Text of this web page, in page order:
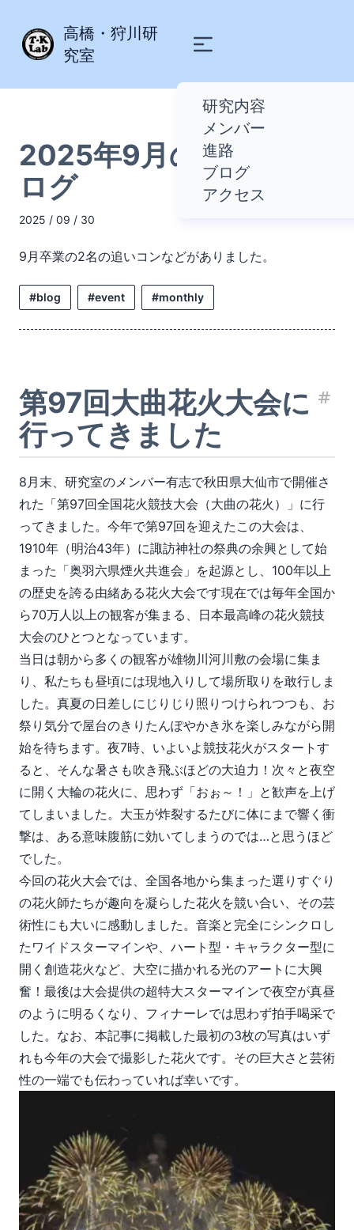
高橋・狩川研
究室
研究内容
メンバー
進路
ブログ
アクセス
2025年9月の研究室ブ
ログ
2025 / 09 / 30
9月卒業の2名の追いコンなどがありました。
#blog #event #monthly
第97回大曲花火大会に
行ってきました
8月末、研究室のメンバー有志で秋田県大仙市で開催さ
れた「第97回全国花火競技大会（大曲の花火）」に行
ってきました。今年で第97回を迎えたこの大会は、
1910年（明治43年）に諏訪神社の祭典の余興として始
まった「奥羽六県煙火共進会」を起源とし、100年以上
の歴史を誇る由緒ある花火大会です現在では毎年全国か
ら70万人以上の観客が集まる、日本最高峰の花火競技
大会のひとつとなっています。
当日は朝から多くの観客が雄物川河川敷の会場に集ま
り、私たちも昼頃には現地入りして場所取りを敢行しま
した。真夏の日差しにじりじり照りつけられつつも、お
祭り気分で屋台のきりたんぽやかき氷を楽しみながら開
始を待ちます。夜7時、いよいよ競技花火がスタートす
ると、そんな暑さも吹き飛ぶほどの大迫力！次々と夜空
に開く大輪の花火に、思わず「おぉ～！」と歓声を上げ
てしまいました。大玉が炸裂するたびに体にまで響く衝
撃は、ある意味腹筋に効いてしまうのでは…と思うほど
でした。
今回の花火大会では、全国各地から集まった選りすぐり
の花火師たちが趣向を凝らした花火を競い合い、その芸
術性にも大いに感動しました。音楽と完全にシンクロし
たワイドスターマインや、ハート型・キャラクター型に
開く創造花火など、大空に描かれる光のアートに大興
奮！最後は大会提供の超特大スターマインで夜空が真昼
のように明るくなり、フィナーレでは思わず拍手喝采で
した。なお、本記事に掲載した最初の3枚の写真はいず
れも今年の大会で撮影した花火です。その巨大さと芸術
性の一端でも伝わっていれば幸いです。